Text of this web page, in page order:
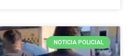
NOTICIA POLICIAL